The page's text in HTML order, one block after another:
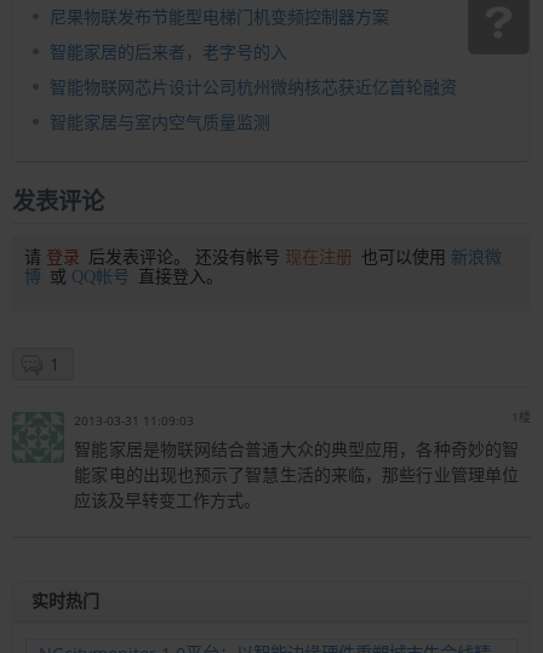
尼果物联发布节能型电梯门机变频控制器方案
智能家居的后来者，老字号的入
智能物联网芯片设计公司杭州微纳核芯获近亿首轮融资
智能家居与室内空气质量监测
发表评论
请 登录 后发表评论。 还没有帐号 现在注册 也可以使用 新浪微
博 或 QQ帐号 直接登入。
1
2013-03-31 11:09:03 1楼
智能家居是物联网结合普通大众的典型应用，各种奇妙的智
能家电的出现也预示了智慧生活的来临，那些行业管理单位
应该及早转变工作方式。
实时热门